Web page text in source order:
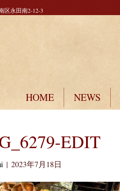
区永田南2-12-3
HOME NEWS
EDIT
| 2023年7月18日